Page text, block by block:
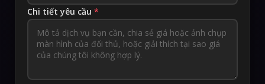
Chi tiết yêu cầu *